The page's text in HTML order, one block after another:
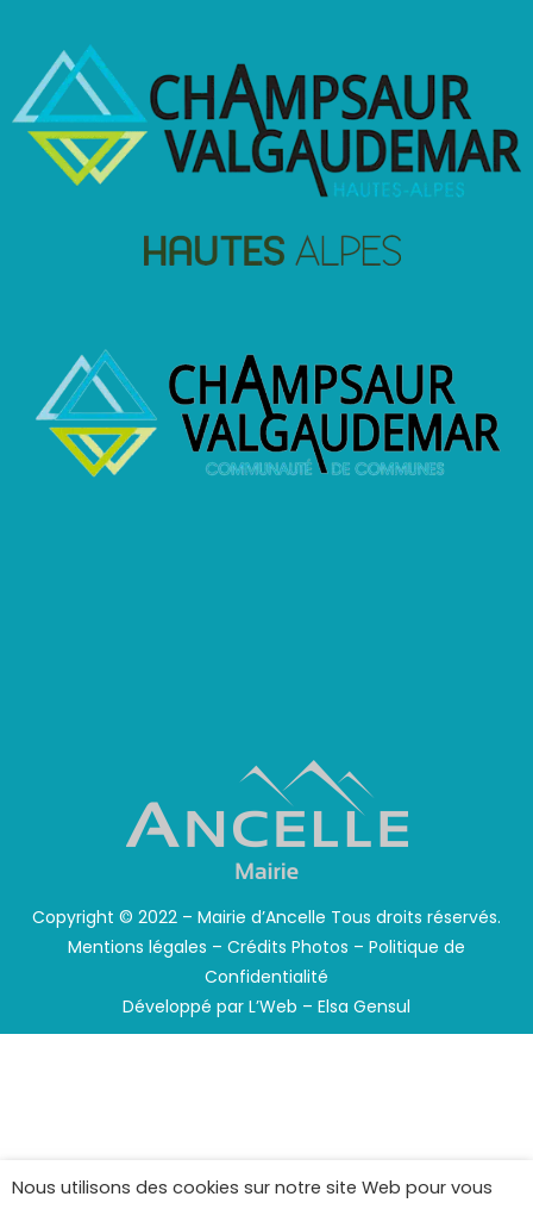
Copyright © 2022 – Mairie d’Ancelle Tous droits réservés.
Mentions légales – Crédits Photos – Politique de
Confidentialité
Développé par L’Web – Elsa Gensul
Nous utilisons des cookies sur notre site Web pour vous